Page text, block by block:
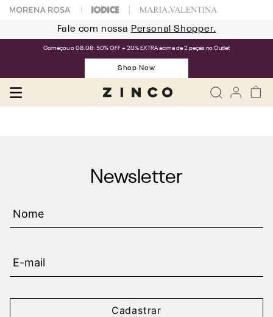
Fale com nossa Personal Shopper.
Começou o 08.08: 50% OFF + 20% EXTRA acima de 2 peças no Outlet
Shop Now
Newsletter
Cadastrar